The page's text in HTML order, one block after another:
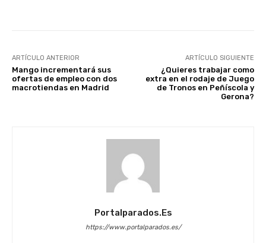
ARTÍCULO ANTERIOR
Mango incrementará sus
ofertas de empleo con dos
macrotiendas en Madrid
ARTÍCULO SIGUIENTE
¿Quieres trabajar como
extra en el rodaje de Juego
de Tronos en Peñíscola y
Gerona?
Portalparados.es
https://www.portalparados.es/